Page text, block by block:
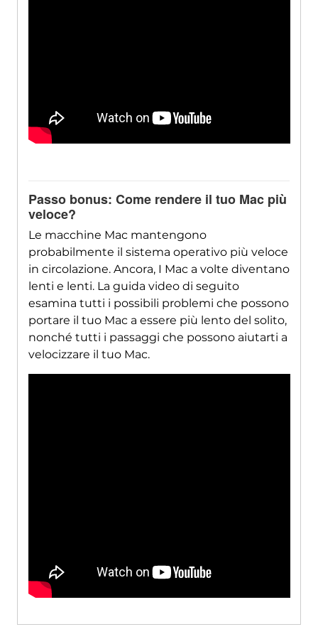
Passo bonus: Come rendere il tuo Mac più
veloce?
Le macchine Mac mantengono
probabilmente il sistema operativo più veloce
in circolazione. Ancora, I Mac a volte diventano
lenti e lenti. La guida video di seguito
esamina tutti i possibili problemi che possono
portare il tuo Mac a essere più lento del solito,
nonché tutti i passaggi che possono aiutarti a
velocizzare il tuo Mac.